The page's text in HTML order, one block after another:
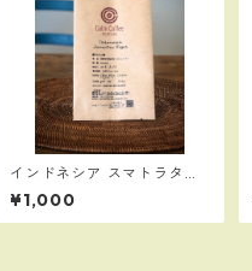
インドネシア スマトラタイ
ガー（中深煎り）100g／苦
味、コク
¥1,000